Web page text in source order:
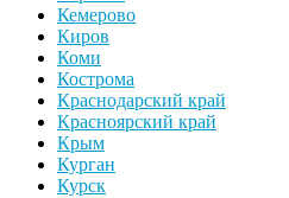
Кемерово
Киров
Коми
Кострома
Краснодарский край
Красноярский край
Крым
Курган
Курск